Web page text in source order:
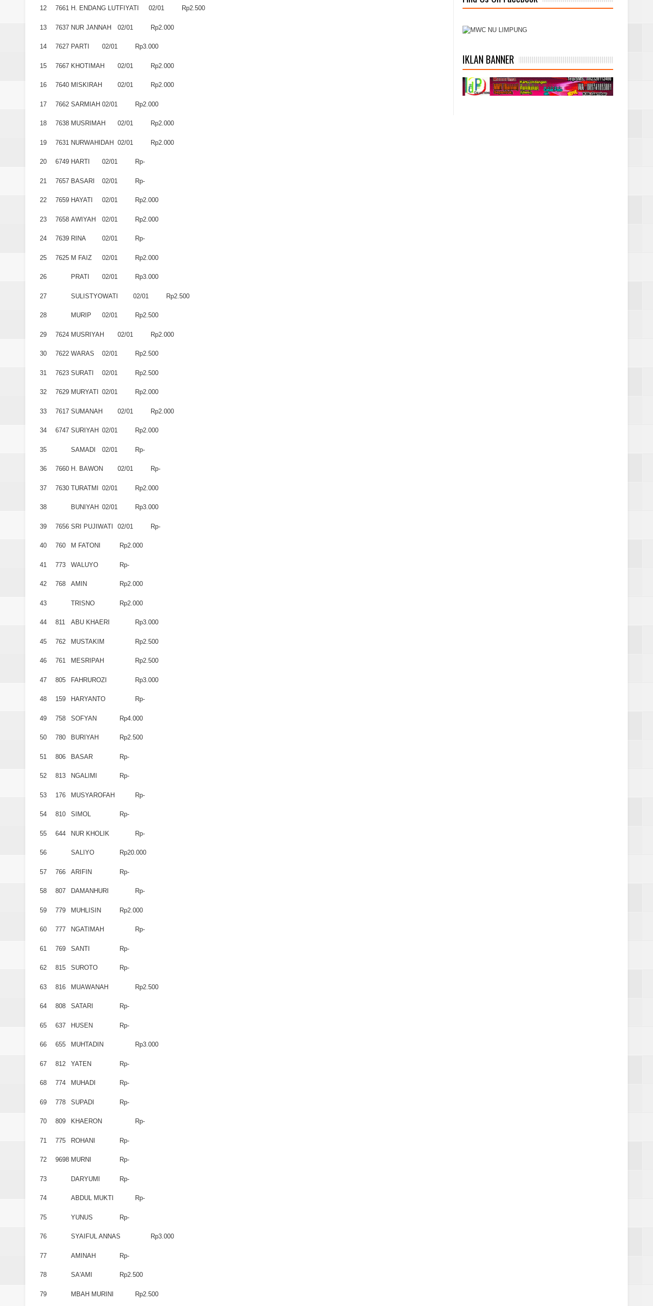
Laporan Koin Nu Babadan Oktober II 2025
Laporan Koin Nu Amongrogo Oktober II 2025
Laporan Koin Nu Wonokerso Oktober I 2025
Laporan Koin Nu Tembok Oktober I 2025
12 7661 H. ENDANG LUTFIYATI 02/01 Rp2.500
13 7637 NUR JANNAH 02/01 Rp2.000
14 7627 PARTI 02/01 Rp3.000
15 7667 KHOTIMAH 02/01 Rp2.000
16 7640 MISKIRAH 02/01 Rp2.000
17 7662 SARMIAH 02/01 Rp2.000
18 7638 MUSRIMAH 02/01 Rp2.000
19 7631 NURWAHIDAH 02/01 Rp2.000
20 6749 HARTI 02/01 Rp-
21 7657 BASARI 02/01 Rp-
22 7659 HAYATI 02/01 Rp2.000
23 7658 AWIYAH 02/01 Rp2.000
24 7639 RINA 02/01 Rp-
25 7625 M FAIZ 02/01 Rp2.000
26 PRATI 02/01 Rp3.000
27 SULISTYOWATI 02/01 Rp2.500
28 MURIP 02/01 Rp2.500
29 7624 MUSRIYAH 02/01 Rp2.000
30 7622 WARAS 02/01 Rp2.500
31 7623 SURATI 02/01 Rp2.500
32 7629 MURYATI 02/01 Rp2.000
33 7617 SUMANAH 02/01 Rp2.000
34 6747 SURIYAH 02/01 Rp2.000
35 SAMADI 02/01 Rp-
36 7660 H. BAWON 02/01 Rp-
37 7630 TURATMI 02/01 Rp2.000
38 BUNIYAH 02/01 Rp3.000
39 7656 SRI PUJIWATI 02/01 Rp-
40 760 M FATONI Rp2.000
41 773 WALUYO Rp-
42 768 AMIN Rp2.000
43 TRISNO Rp2.000
44 811 ABU KHAERI Rp3.000
45 762 MUSTAKIM Rp2.500
46 761 MESRIPAH Rp2.500
47 805 FAHRUROZI Rp3.000
48 159 HARYANTO Rp-
49 758 SOFYAN Rp4.000
50 780 BURIYAH Rp2.500
51 806 BASAR Rp-
52 813 NGALIMI Rp-
53 176 MUSYAROFAH Rp-
54 810 SIMOL Rp-
55 644 NUR KHOLIK Rp-
56 SALIYO Rp20.000
57 766 ARIFIN Rp-
58 807 DAMANHURI Rp-
59 779 MUHLISIN Rp2.000
60 777 NGATIMAH Rp-
61 769 SANTI Rp-
62 815 SUROTO Rp-
63 816 MUAWANAH Rp2.500
64 808 SATARI Rp-
65 637 HUSEN Rp-
66 655 MUHTADIN Rp3.000
67 812 YATEN Rp-
68 774 MUHADI Rp-
69 778 SUPADI Rp-
70 809 KHAERON Rp-
71 775 ROHANI Rp-
72 9698 MURNI Rp-
73 DARYUMI Rp-
74 ABDUL MUKTI Rp-
75 YUNUS Rp-
76 SYAIFUL ANNAS Rp3.000
77 AMINAH Rp-
78 SA'AMI Rp2.500
79 MBAH MURINI Rp2.500
IKLAN BANNER